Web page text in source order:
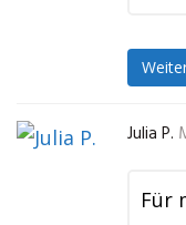
Julia P.
Für